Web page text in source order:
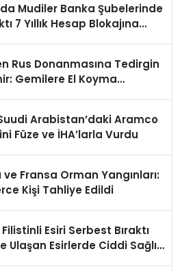
Mudiler Banka Şubelerinde
7 Yıllık Hesap Blokajına
Rus Donanmasına Tedirgin
Gemilere El Koyma
Arabistan’daki Aramco
Füze ve İHA’larla Vurdu
Fransa Orman Yangınları:
Kişi Tahliye Edildi
Esiri Serbest Bıraktı
Ulaşan Esirlerde Ciddi Sağlık